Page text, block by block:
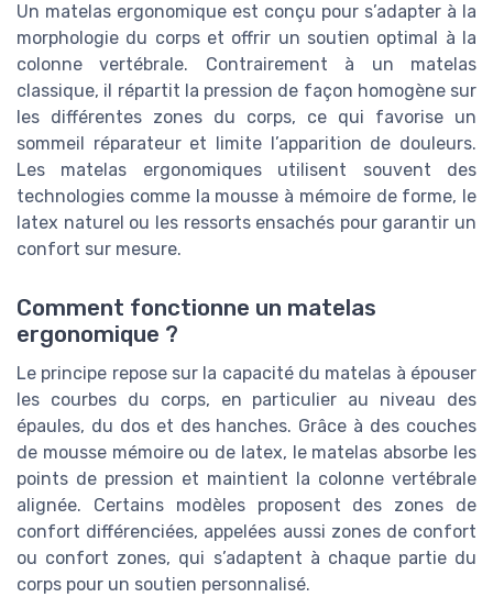
Un matelas ergonomique est conçu pour s’adapter à la
morphologie du corps et offrir un soutien optimal à la
colonne vertébrale. Contrairement à un matelas
classique, il répartit la pression de façon homogène sur
les différentes zones du corps, ce qui favorise un
sommeil réparateur et limite l’apparition de douleurs.
Les matelas ergonomiques utilisent souvent des
technologies comme la mousse à mémoire de forme, le
latex naturel ou les ressorts ensachés pour garantir un
confort sur mesure.
Comment fonctionne un matelas
ergonomique ?
Le principe repose sur la capacité du matelas à épouser
les courbes du corps, en particulier au niveau des
épaules, du dos et des hanches. Grâce à des couches
de mousse mémoire ou de latex, le matelas absorbe les
points de pression et maintient la colonne vertébrale
alignée. Certains modèles proposent des zones de
confort différenciées, appelées aussi zones de confort
ou confort zones, qui s’adaptent à chaque partie du
corps pour un soutien personnalisé.